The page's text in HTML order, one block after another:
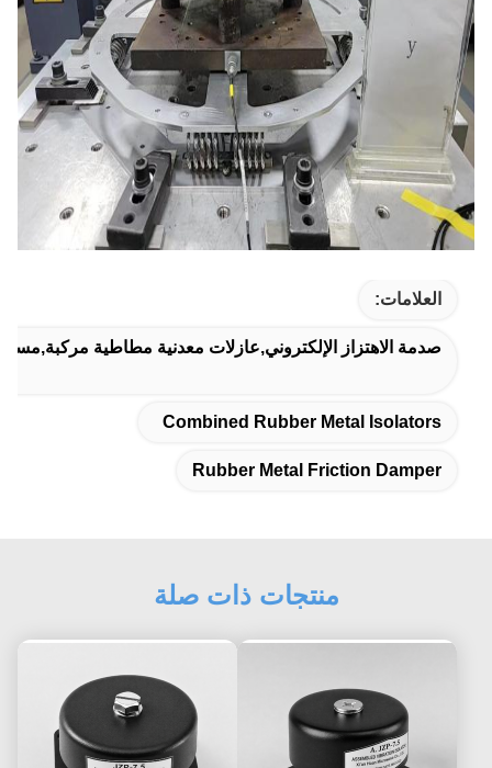
العلامات:
صدمة الاهتزاز الإلكتروني,عازلات معدنية مطاطية
Combined Rubber Metal Isolators
Rubber Metal Friction Damper
منتجات ذات صلة